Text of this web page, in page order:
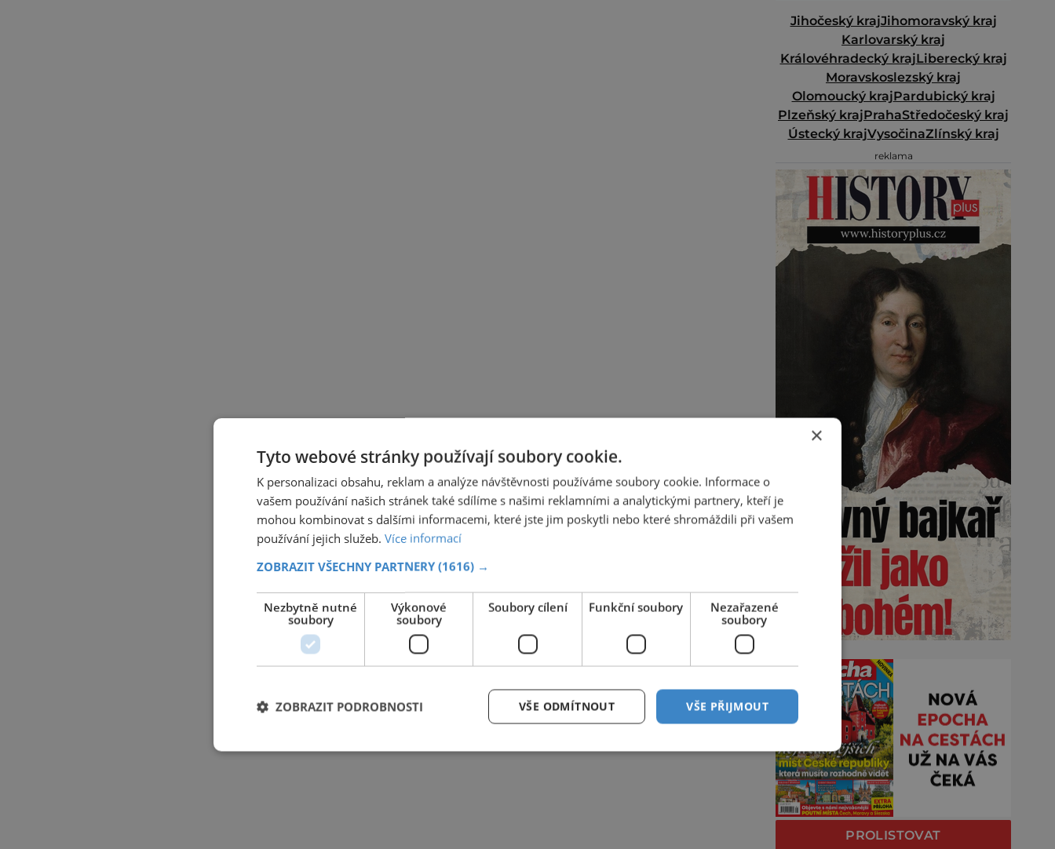
Jihočeský krajJihomoravský kraj
Karlovarský kraj
Královéhradecký krajLiberecký kraj
Moravskoslezský kraj
Olomoucký krajPardubický kraj
Plzeňský krajPrahaStředočeský kraj
Ústecký krajVysočinaZlínský kraj
reklama
PROLISTOVAT
×
Tyto webové stránky používají soubory cookie.
K personalizaci obsahu, reklam a analýze návštěvnosti používáme soubory cookie. Informace o
vašem používání našich stránek také sdílíme s našimi reklamními a analytickými partnery, kteří je
mohou kombinovat s dalšími informacemi, které jste jim poskytli nebo které shromáždili při vašem
používání jejich služeb. Více informací
ZOBRAZIT VŠECHNY PARTNERY (1616) →
Nezbytně nutné
soubory
Výkonové
soubory
Soubory cílení Funkční soubory
Nezařazené
soubory
VŠE PŘIJMOUT
VŠE ODMÍTNOUT
ZOBRAZIT PODROBNOSTI